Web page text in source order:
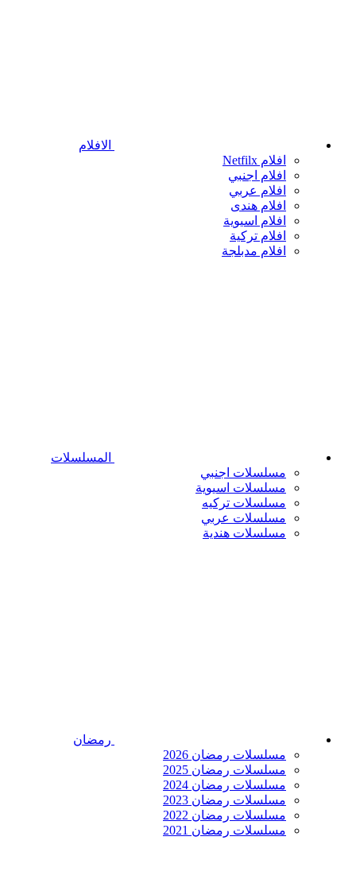
الافلام
افلام Netfilx
افلام اجنبي
افلام عربي
افلام هندى
افلام اسيوية
افلام تركية
افلام مدبلجة
المسلسلات
مسلسلات اجنبي
مسلسلات اسيوية
مسلسلات تركيه
مسلسلات عربي
مسلسلات هندية
رمضان
مسلسلات رمضان 2026
مسلسلات رمضان 2025
مسلسلات رمضان 2024
مسلسلات رمضان 2023
مسلسلات رمضان 2022
مسلسلات رمضان 2021